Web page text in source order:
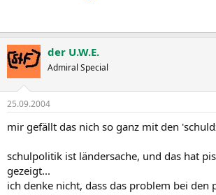
der U.W.E.
Admiral Special
25.09.2004
mir gefällt das nich so ganz mit den
schulpolitik ist ländersache, und das hat
gezeigt...
ich denke nicht, dass das problem bei den